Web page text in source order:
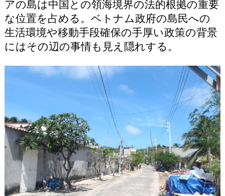
アの島は中国との領海境界の法的根拠の重要
な位置を占める。ベトナム政府の島民への
生活環境や移動手段確保の手厚い政策の背景
にはその辺の事情も見え隠れする。